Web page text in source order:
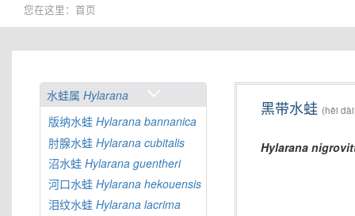
您在这里： 首页
水蛙属 Hylarana
版纳水蛙 Hylarana bannanica
肘腺水蛙 Hylarana cubitalis
沼水蛙 Hylarana guentheri
河口水蛙 Hylarana hekouensis
泪纹水蛙 Hylarana lacrima
黑带水蛙 (hēi
Hylarana